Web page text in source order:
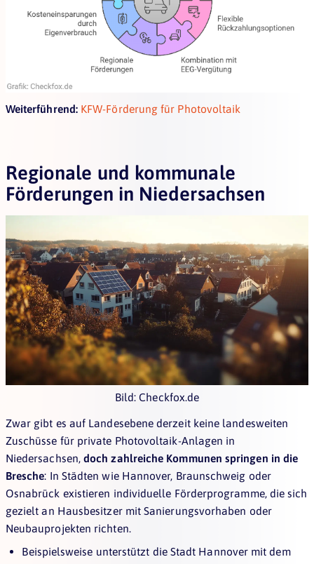
Weiterführend: KFW-Förderung für Photovoltaik
Regionale und kommunale
Förderungen in Niedersachsen
Bild: Checkfox.de
Zwar gibt es auf Landesebene derzeit keine landesweiten
Zuschüsse für private Photovoltaik-Anlagen in
Niedersachsen,doch zahlreiche Kommunen springen in die
Bresche: In Städten wie Hannover, Braunschweig oder
Osnabrück existieren individuelle Förderprogramme, die sich
gezielt an Hausbesitzer mit Sanierungsvorhaben oder
Neubauprojekten richten.
Beispielsweise unterstützt die Stadt Hannover mit dem